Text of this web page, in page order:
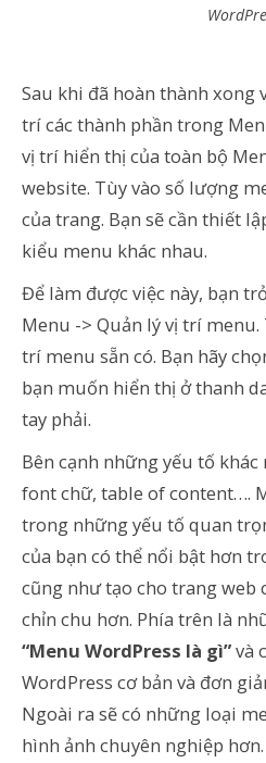
Sau khi đã hoàn thành xong
trí các thành phần trong
vị trí hiển thị của toàn bộ
website. Tùy vào số lượng
của trang. Bạn sẽ cần thiết
kiểu menu khác nhau.
Để làm được việc này, bạn
Menu -> Quản lý vị trí
trí menu sẵn có. Bạn hãy
bạn muốn hiển thị ở thanh
tay phải.
Bên cạnh những yếu tố
font chữ, table of content….
trong những yếu tố quan
của bạn có thể nổi bật hơn
cũng như tạo cho trang web
chỉn chu hơn. Phía trên là
“Menu WordPress là gì”và
WordPress cơ bản và đơn
Ngoài ra sẽ có những loại
hình ảnh chuyên nghiệp